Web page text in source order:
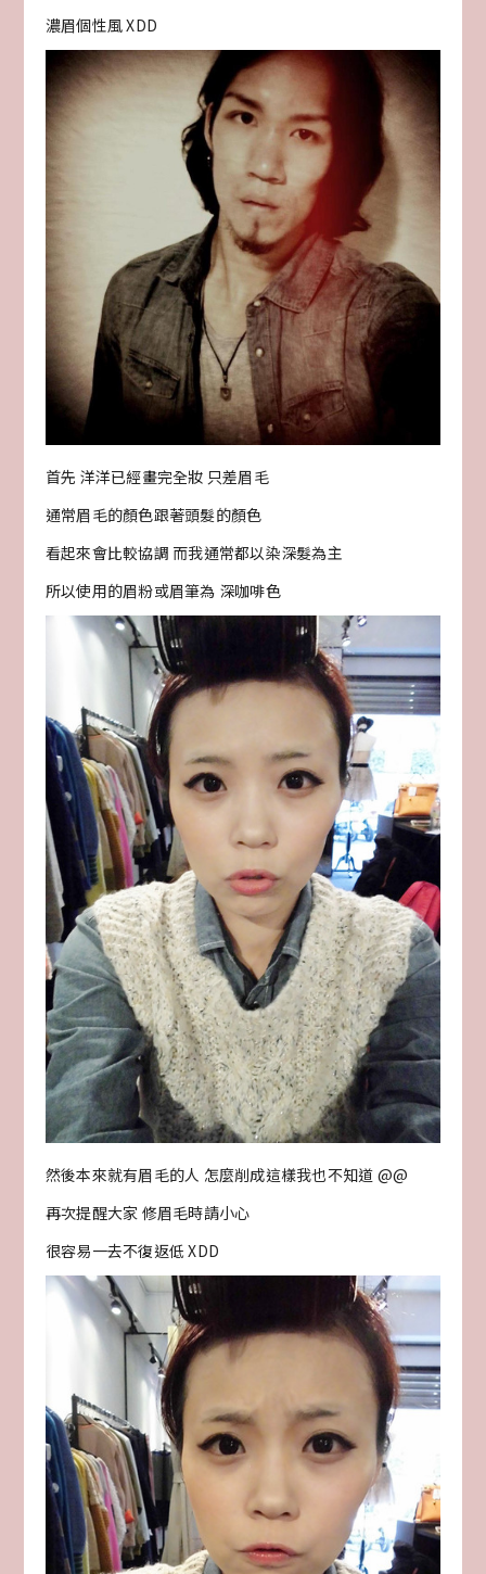
濃眉個性風 XDD
首先 洋洋已經畫完全妝 只差眉毛
通常眉毛的顏色跟著頭髮的顏色
看起來會比較協調 而我通常都以染深髮為主
所以使用的眉粉或眉筆為 深咖啡色
然後本來就有眉毛的人 怎麼削成這樣我也不知道 @@
再次提醒大家 修眉毛時請小心
很容易一去不復返低 XDD